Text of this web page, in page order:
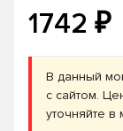
1742 ₽
В данный
с сайтом.
уточняйте в